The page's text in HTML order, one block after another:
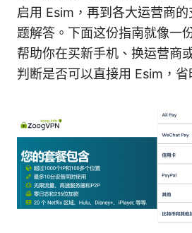
启用 Esim，再到各大运营商
题解答。下面这份指南就像一
帮助你在买新手机、换运营商
判断是否可以直接用 Esim，省